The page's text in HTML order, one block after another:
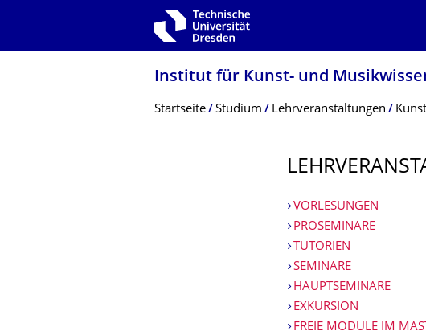
Zur Hauptnavigation springen
Institut für Kunst- und
Breadcrumb-Menü
Startseite Studium Lehrveranstaltungen
VORLESUNGEN
PROSEMINARE
TUTORIEN
SEMINARE
HAUPTSEMINARE
EXKURSION
FREIE MODULE IM